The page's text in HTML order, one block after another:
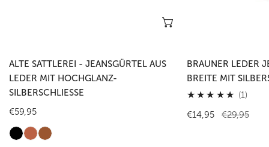
ALTE SATTLEREI - JEANSGÜRTEL AUS
LEDER MIT HOCHGLANZ-
SILBERSCHLIESSE
Regulärer
Preis
€59,95
BRAUNER LEDER
BREITE MIT
(1)1
Verkaufspreis
€14,95
Regulärer€29,95